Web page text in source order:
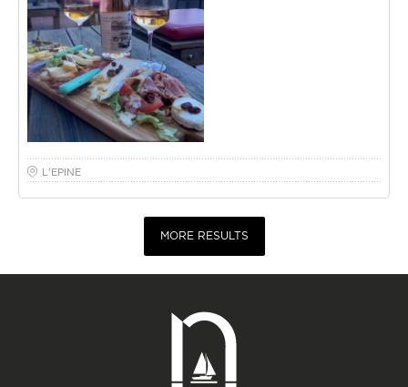
L'EPINE
MORE RESULTS